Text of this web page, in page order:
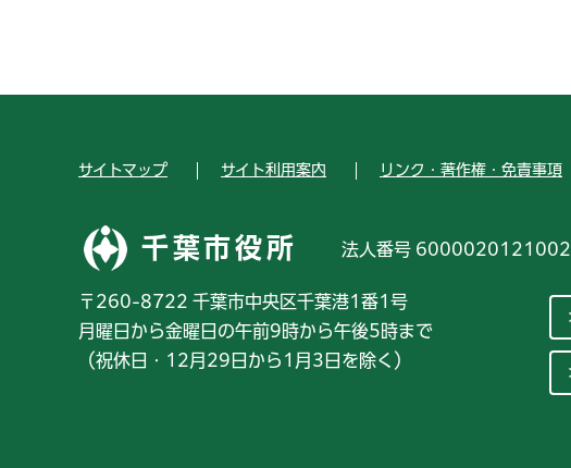
サイトマップ サイト利用案内 リンク・著作権・免責事項
千葉市役所 法人番号 6000020121002
〒260-8722 千葉市中央区千葉港1番1号
月曜日から金曜日の午前9時から午後5時まで
（祝休日・12月29日から1月3日を除く）